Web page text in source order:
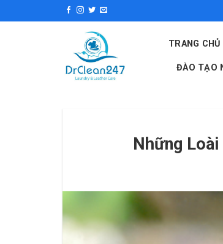
to
TRANG CHỦ
ĐÀO TẠO
Những